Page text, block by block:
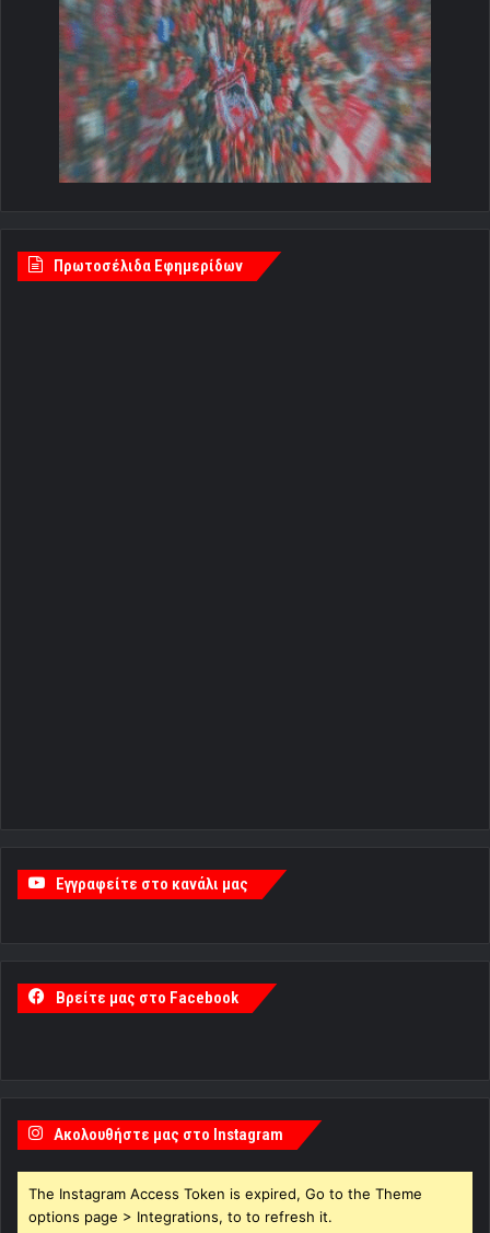
Πρωτοσέλιδα Εφημερίδων
Εγγραφείτε στο κανάλι μας
Βρείτε μας στο Facebook
Ακολουθήστε μας στο Instagram
The Instagram Access Token is expired, Go to the Theme
options page > Integrations, to to refresh it.